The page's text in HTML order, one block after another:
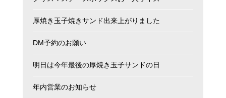
厚焼き玉子焼きサンド出来上がりました
DM予約のお願い
明日は今年最後の厚焼き玉子サンドの日
年内営業のお知らせ